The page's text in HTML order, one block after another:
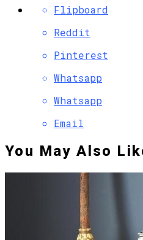
Flipboard
Reddit
Pinterest
Whatsapp
Whatsapp
Email
You May Also